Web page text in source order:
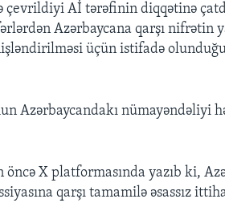
çevrildiyi Aİ tərəfinin diqqətinə
Azərbaycana qarşı nifrətin
üçün istifadə
Azərbaycandakı nümayəndəliyi
X platformasında yazıb ki,
qarşı tamamilə əsassız